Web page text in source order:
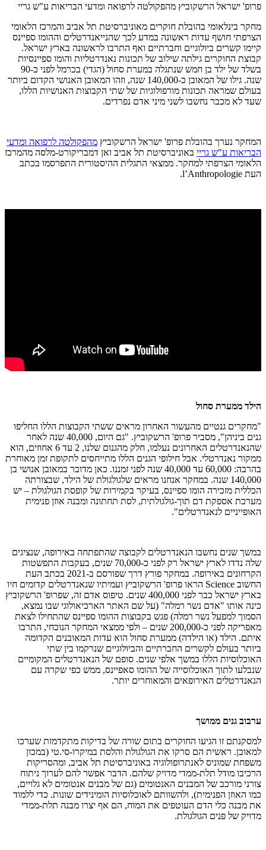
פרופ' ישראל הרשקוביץ מהפקולטה לרפואה ומדעי הבריאות ע"ש גריי
מחקר בינלאומי בהובלת חוקרים מאוניברסיטת תל אביב והמרכז הלאומי
הצרפתי חושף עדות ראשונה במדע לכך שהנייאנדרטלים וההומו ספיינס
קיימו קשרים ביולוגיים וחברתיים ואף התרבו לראשונה בארץ ישראל.
קבוצת החוקרים גילתה שילוב של תכונות נאנדרטליות והומו ספיינסיות
בשלד של ילד בן חמש שנתגלה במערת סחול (הגדי) בכרמל לפני כ-90
שנה. גילו של המאובן כ-140,000 שנה, וזהו המאובן האנושי הקדום ביותר
בעולם שמראה תכונות מורפולוגיות של שתי הקבוצות האנושיות הללו,
שעד לא מכבר נחשבו לשני מיני אדם נפרדים.
המחקר נערך בהובלת פרופ' ישראל הרשקוביץ מהפקולטה לרפואה ומדעי
הבריאות ע"ש גריי באוניברסיטת תל אביב ואן דמבריקורט-מלסה מהמרכז
הלאומי הצרפתי למחקר. ממצאי התגלית ההיסטורית התפרסמו בכתב
העת l’Anthropologie.
הילד ממערת סחול
"מחקרים גנטיים מהעשור האחרון מראים ששתי הקבוצות הללו החליפו
גנים ביניהן", מסביר פרופ' הרשקוביץ. "גם היום, 40,000 שנה לאחר
שהנאנדרטלים האחרונים נעלמו, חלק מהגנום שלנו, 2 עד 6 אחוזים, הוא
ממקור נאנדרטלי. אבל חילופי הגנים הללו מתייחסים לתקופת זמן מאוחרת
בהרבה: 60,000 עד 40,000 שנה לפני זמננו. כאן מדובר במאובן אנושי בן
140,000 שנה. במחקר אנחנו מראים שלגולגולת של הילד, שבצורתה
הכללית מזכירה הומו ספיינס, בעיקר בקמירות של קופסת הגולגולת – יש
מערכת אספקת דם תוך-גולגולתית, לסת תחתונה ומבנה אוזן פנימית
האופייניים לנאנדרטלים".
במשך שנים נחשבו הנאנדרטלים לקבוצה שהתפתחה באירופה, שנציגים
שלה נדדו לארץ ישראל רק לפני כ-70,000 שנים, בעקבות התפשטות
הקרחונים באירופה. במחקר פורץ דרך שפורסם ב-2021 בכתב העת
החשוב Science הראו פרופ' הרשקוביץ ועמיתיו שנאנדרטלים קדומים חיו
בארץ ישראל כבר לפני 400,000 שנים. טיפוס אדם זה, שפרופ' הרשקוביץ
כינה אותו "אדם נשר רמלה" (על שם האתר הארכיאולוגי שבו נמצא,
הסמוך למפעל נשר רמלה) פגש בקבוצות ההומו ספיינס שהתחילו לצאת
מאפריקה לפני כ-200,000 שנים – ולפי ממצאי המחקר הנוכחי, התרבו
איתם. הילד (או הילדה) ממערת סחול הוא עדות המאובנים הקדומה
ביותר בעולם לקשרים החברתיים והביולוגיים שנרקמו בין שתי
האוכלוסיות הללו במשך אלפי שנים. סופם של הנאנדרטלים המקומיים
שנבלעו לתוך האוכלוסייה של ההומו סאפיינס, ממש כפי שקרה עם
הנאנדרטלים האירופאים והמאוחרים יותר.
ערבוב גנים ממושך
למסקנתם זו הגיעו החוקרים בתום שורה של בדיקות מתקדמות שערכו
למאובן. ראשית הם סרקו את הגולגולת והלסת במיקרו-סי.טי (במכון
משפחת שמוניס לאנתרופולוגיה באוניברסיטת תל אביב, ומהסריקות
הרכיבו מודל תלת-ממדי מדויק שלהם. הדבר אפשר להם לערוך ניתוח
צורני מורכב של המבנים האנטומים (גם של מבנים אנטומים לא גלויים,
כמו האוזן הפנימית), ולהשוותם לאוכלוסיות הומינידים שונות. כדי ללמוד
את מבנה כלי הדם העוטפים את המוח, הם אף יצרו מבנה תלת-ממדי
מדויק של פנים הגולגולת.